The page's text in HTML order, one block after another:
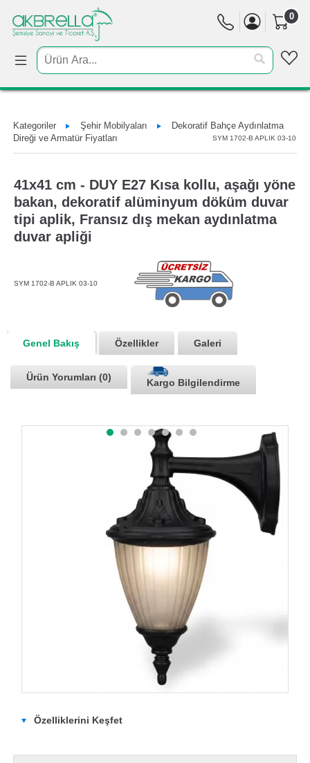
0
Kategoriler Şehir Mobilyaları
Dekoratif Bahçe Aydınlatma
Direği ve Armatür Fiyatları
SYM 1702-B APLIK 03-10
41x41 cm - DUY E27 Kısa kollu, aşağı yöne
bakan, dekoratif alüminyum döküm duvar
tipi aplik, Fransız dış mekan aydınlatma
duvar apliği
SYM 1702-B APLIK 03-10
Genel Bakış Özellikler Galeri
Ürün Yorumları (0)
Kargo Bilgilendirme
Özelliklerini Keşfet